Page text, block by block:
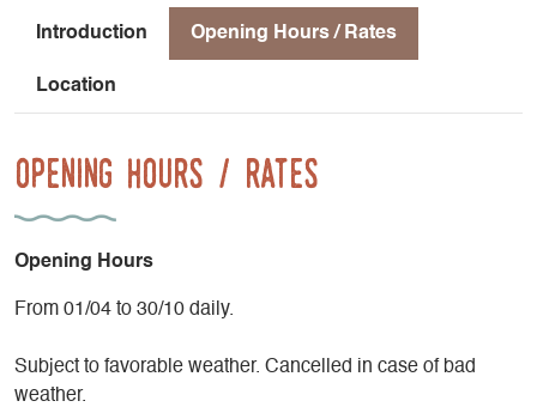
Introduction Opening Hours / Rates
Location
Opening Hours / Rates
Opening Hours
From 01/04 to 30/10 daily.
Subject to favorable weather. Cancelled in case of bad
weather.